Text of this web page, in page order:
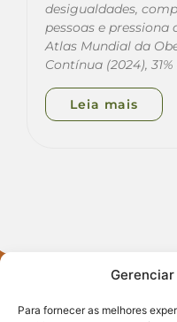
Para fornecer as melhores
desigualdades,
pessoas e
Atlas Mundial da
Contínua (2024),
Leia mais